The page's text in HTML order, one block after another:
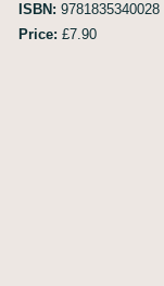
ISBN: 9781835340028
Price: £7.90